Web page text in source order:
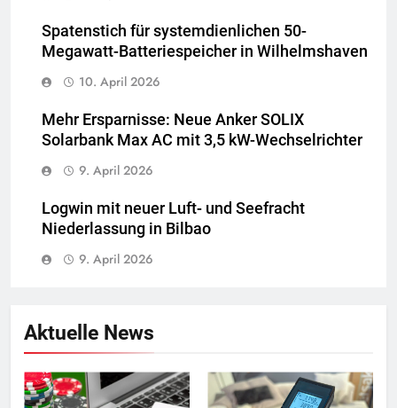
Spatenstich für systemdienlichen 50-
Megawatt-Batteriespeicher in Wilhelmshaven
10. April 2026
Mehr Ersparnisse: Neue Anker SOLIX
Solarbank Max AC mit 3,5 kW-Wechselrichter
9. April 2026
Logwin mit neuer Luft- und Seefracht
Niederlassung in Bilbao
9. April 2026
Aktuelle News